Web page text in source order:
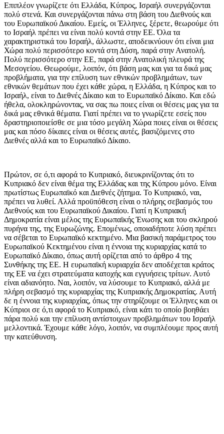
Επιπλέον γνωρίζετε ότι Ελλάδα, Κύπρος, Ισραήλ συνεργάζονται
πολύ στενά. Και συνεργάζονται πάνω στη βάση του Διεθνούς και
του Ευρωπαϊκού Δικαίου. Εμείς, οι Έλληνες, ξέρετε, θεωρούμε ότι
το Ισραήλ πρέπει να είναι πολύ κοντά στην ΕΕ. Όλα τα
χαρακτηριστικά του Ισραήλ, άλλωστε, αποδεικνύουν ότι είναι μια
Χώρα πολύ περισσότερο κοντά στη Δύση, παρά στην Ανατολή.
Πολύ περισσότερο στην ΕΕ, παρά στην Ανατολική πλευρά της
Μεσογείου. Θεωρούμε, λοιπόν, ότι βάση μας και για τα δικά μας
προβλήματα, για την επίλυση των εθνικών προβλημάτων, των
εθνικών θεμάτων που έχει κάθε χώρα, η Ελλάδα, η Κύπρος και το
Ισραήλ, είναι το Διεθνές Δίκαιο και το Ευρωπαϊκό Δίκαιο. Και εδώ
ήθελα, ολοκληρώνοντας, να σας πω ποιες είναι οι θέσεις μας για τα
δικά μας εθνικά θέματα. Γιατί πρέπει να το γνωρίζετε εσείς που
δραστηριοποιείσθε σε μια τόσο μεγάλη Χώρα ποιες είναι οι θέσεις
μας και πόσο δίκαιες είναι οι θέσεις αυτές, βασιζόμενες στο
Διεθνές αλλά και το Ευρωπαϊκό Δίκαιο.
Πρώτον, σε ό,τι αφορά το Κυπριακό, διευκρινίζοντας ότι το
Κυπριακό δεν είναι θέμα της Ελλάδας και της Κύπρου μόνο. Είναι
πρωτίστως Ευρωπαϊκό και Διεθνές ζήτημα. Το Κυπριακό, ναι,
πρέπει να λυθεί. Αλλά προϋπόθεση είναι ο πλήρης σεβασμός του
Διεθνούς και του Ευρωπαϊκού Δικαίου. Γιατί η Κυπριακή
Δημοκρατία είναι μέλος της Ευρωπαϊκής Ένωσης και του σκληρού
πυρήνα της, της Ευρωζώνης. Επομένως, οποιαδήποτε λύση πρέπει
να σέβεται το Ευρωπαϊκό κεκτημένο. Μια βασική παράμετρος του
Ευρωπαϊκού Κεκτημένου είναι η έννοια της κυριαρχίας κατά το
Ευρωπαϊκό Δίκαιο, όπως αυτή ορίζεται από το άρθρο 4 της
Συνθήκης της ΕΕ. Η ευρωπαϊκή κυριαρχία δεν αποδέχεται κράτος
της ΕΕ να έχει στρατεύματα κατοχής και εγγυήσεις τρίτων. Αυτό
είναι αδιανόητο. Ναι, λοιπόν, να λύσουμε το Κυπριακό, αλλά με
πλήρη σεβασμό της κυριαρχίας της Κυπριακής Δημοκρατίας. Αυτή
δε η έννοια της κυριαρχίας, όπως την στηρίζουμε οι Έλληνες και οι
Κύπριοι σε ό,τι αφορά το Κυπριακό, είναι κάτι το οποίο βοηθάει
πάρα πολύ και την επίλυση αντίστοιχων προβλημάτων του Ισραήλ
μελλοντικά. Έχουμε κάθε λόγο, λοιπόν, να συμπλέουμε προς αυτή
την κατεύθυνση.